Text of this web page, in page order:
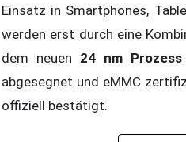
Einsatz in Smartphones,
werden erst durch eine
dem neuen 24 nm Prozess
abgesegnet und eMMC
offiziell bestätigt.